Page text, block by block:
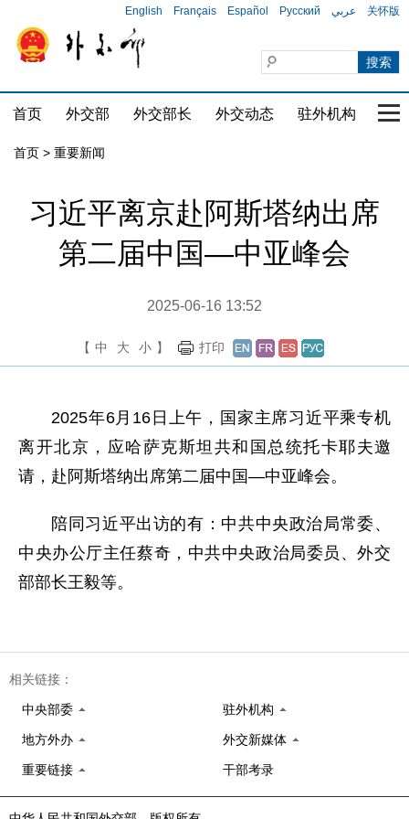
English Français Español Русский عربي 关怀版
首页 外交部 外交部长 外交动态 驻外机构 国
首页 > 重要新闻
习近平离京赴阿斯塔纳出席
第二届中国—中亚峰会
2025-06-16 13:52
【 中 大 小 】 打印
2025年6月16日上午，国家主席习近平乘专机
离开北京，应哈萨克斯坦共和国总统托卡耶夫邀
请，赴阿斯塔纳出席第二届中国—中亚峰会。
陪同习近平出访的有：中共中央政治局常委、
中央办公厅主任蔡奇，中共中央政治局委员、外交
部部长王毅等。
相关链接：
中央部委 驻外机构
地方外办 外交新媒体
重要链接 干部考录